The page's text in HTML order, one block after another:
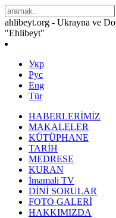
ahlibeyt.org - Ukrayna ve
"Ehlibeyt"
Укр
Рус
Eng
Tür
HABERLERİMİZ
MAKALELER
KÜTÜPHANE
TARİH
MEDRESE
KURAN
İmamali TV
DİNİ SORULAR
FOTO GALERİ
HAKKIMIZDA